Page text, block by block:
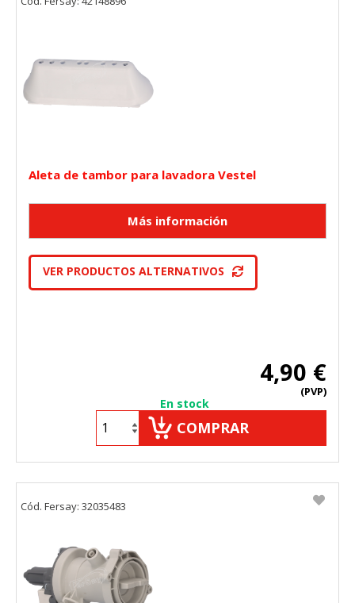
Aleta de tambor para lavadora Vestel
VER PRODUCTOS ALTERNATIVOS
4,90 €
(PVP)
En stock
COMPRAR
Cód. Fersay: 32035483